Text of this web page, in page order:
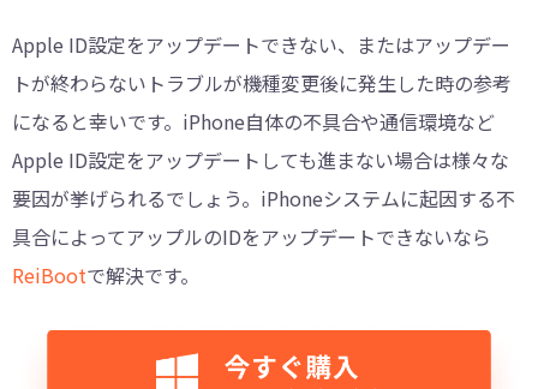
Apple ID設定をアップデートできない、またはアップデー
トが終わらないトラブルが機種変更後に発生した時の参考
になると幸いです。iPhone自体の不具合や通信環境など
Apple ID設定をアップデートしても進まない場合は様々な
要因が挙げられるでしょう。iPhoneシステムに起因する不
具合によってアップルのIDをアップデートできないなら
ReiBootで解決です。